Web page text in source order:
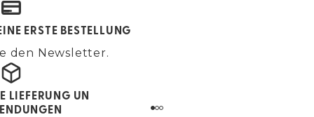
ERSTE BESTELLUNG
den Newsletter.
LIEFERUNG UN